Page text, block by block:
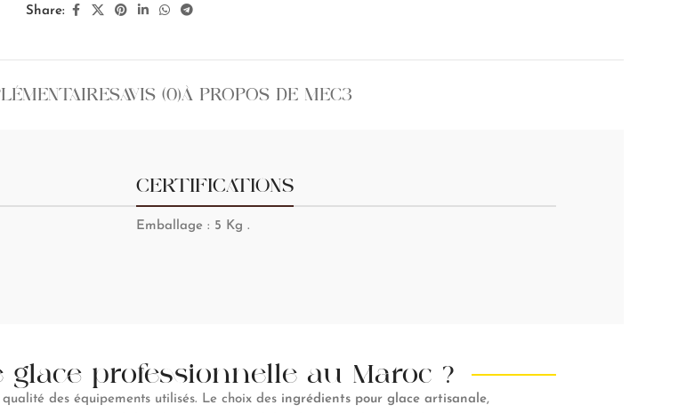
Share:
AVIS (0)À PROPOS DE MEC3
CERTIFICATIONS
Emballage : 5 Kg .
professionnelle au Maroc ?
des équipements utilisés. Le choix des ingrédients pour glace artisanale,